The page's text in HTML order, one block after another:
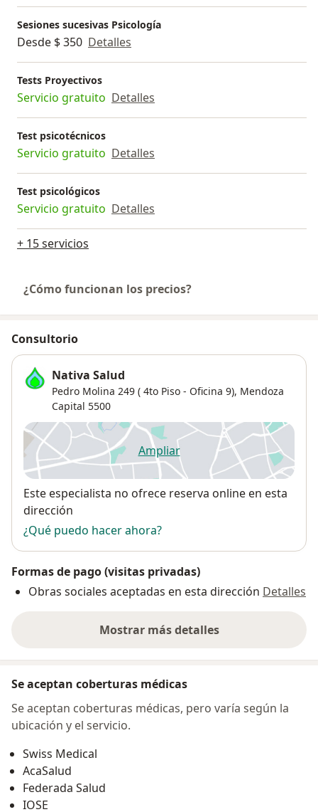
Sesiones sucesivas Psicología
Desde $ 350 Detalles
Tests Proyectivos
Servicio gratuito Detalles
Test psicotécnicos
Servicio gratuito Detalles
Test psicológicos
Servicio gratuito Detalles
+ 15 servicios
¿Cómo funcionan los precios?
Consultorio
Nativa Salud
Pedro Molina 249 ( 4to Piso - Oficina 9), Mendoza
Capital 5500
Ampliarse abre en una nueva
Disponibilidad
Este especialista no ofrece reserva online en esta
dirección
¿Qué puedo hacer ahora?
Formas de pago (visitas privadas)
Obras sociales aceptadas en esta dirección Detalles
Mostrar más detalles
sobre la dirección
Se aceptan coberturas médicas
Se aceptan coberturas médicas, pero varía según la
ubicación y el servicio.
Swiss Medical
AcaSalud
Federada Salud
IOSE